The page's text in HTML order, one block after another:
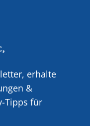
erhalte
&
Tipps für